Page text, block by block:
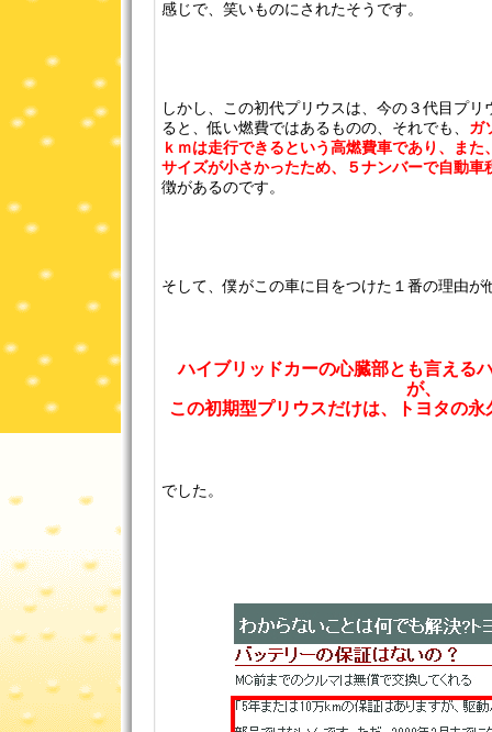
感じで、笑いものにされたそうです。
しかし、この初代プリウスは、今の３代目プ
ると、低い燃費ではあるものの、それでも、 ガ
ｋｍは走行できるという高燃費車であり、ま
サイズが小さかったため、５ナンバーで自動車
徴があるのです。
そして、僕がこの車に目をつけた１番の理由が
ハイブリッドカーの心臓部とも言える
が、
この初期型プリウスだけは、トヨタの
でした。